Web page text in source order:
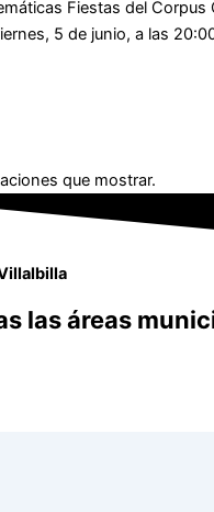
Fiestas del Corpus
5 de junio, a las
que mostrar.
las áreas